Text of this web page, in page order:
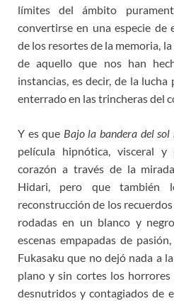
límites del ámbito
convertirse en una especie de
de los resortes de la memoria,
de aquello que nos han
instancias, es decir, de la
enterrado en las trincheras del
Y es que Bajo la bandera del
película hipnótica, visceral
corazón a través de la
Hidari, pero que también
reconstrucción de los
rodadas en un blanco y
escenas empapadas de
Fukasaku que no dejó nada a
plano y sin cortes los horrores
desnutridos y contagiados de